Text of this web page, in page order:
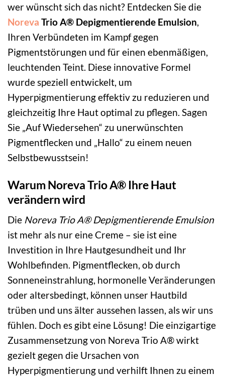
wer wünscht sich das nicht? Entdecken Sie die
Noreva Trio A® Depigmentierende Emulsion
Ihren Verbündeten im Kampf gegen
Pigmentstörungen und für einen ebenmäßigen,
leuchtenden Teint. Diese innovative Formel
wurde speziell entwickelt, um
Hyperpigmentierung effektiv zu reduzieren und
gleichzeitig Ihre Haut optimal zu pflegen. Sagen
Sie „Auf Wiedersehen“ zu unerwünschten
Pigmentflecken und „Hallo“ zu einem neuen
Selbstbewusstsein!
Warum Noreva Trio A® Ihre Haut
verändern wird
Die Noreva Trio A® Depigmentierende Emulsion
ist mehr als nur eine Creme – sie ist eine
Investition in Ihre Hautgesundheit und Ihr
Wohlbefinden. Pigmentflecken, ob durch
Sonneneinstrahlung, hormonelle Veränderungen
oder altersbedingt, können unser Hautbild
trüben und uns älter aussehen lassen, als wir uns
fühlen. Doch es gibt eine Lösung! Die einzigartige
Zusammensetzung von Noreva Trio A® wirkt
gezielt gegen die Ursachen von
Hyperpigmentierung und verhilft Ihnen zu einem